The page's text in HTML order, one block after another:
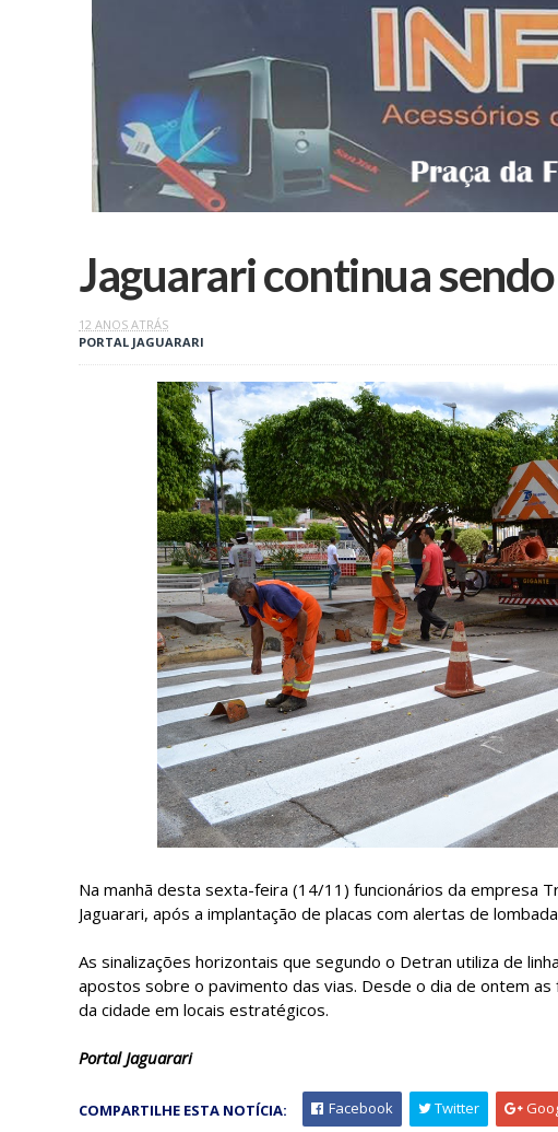
Jaguarari continua
12 ANOS ATRÁS
PORTAL JAGUARARI
Na manhã desta sexta-feira (14/11) funcionários da empresa
Jaguarari, após a implantação de placas com alertas de
As sinalizações horizontais que segundo o Detran utiliza de
apostos sobre o pavimento das vias. Desde o dia de ontem
da cidade em locais estratégicos.
Portal Jaguarari
COMPARTILHE ESTA NOTÍCIA: Facebook Twitter